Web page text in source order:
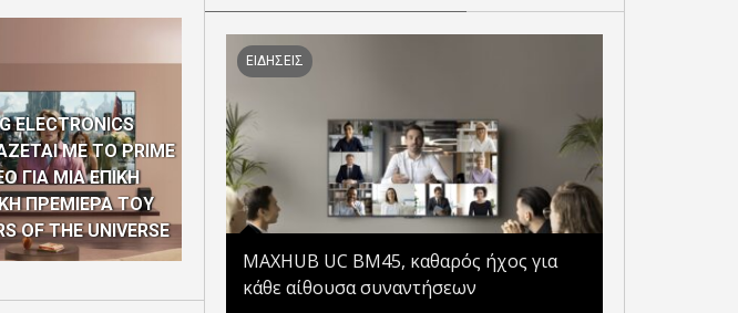
ELECTRONICS
ΜΕ ΤΟ PRIME
ΓΙΑ ΜΙΑ ΕΠΙΚΗ
ΠΡΕΜΙΕΡΑ ΤΟΥ
OF THE UNIVERSE
Η COSMOTE TELEKOM ΣΤΟΥΣ
“EUROPE’S CLIMATE LEADERS”
ΤΩΝ FINANCIAL TIMES ΓΙΑ
4Η ΣΥΝΕΧΟΜΕΝΗ ΧΡΟΝΙΑ
ΛΕΙΤΟΥΡΓΙΑ ΜΙΑ
ΠΡΟΣΩΠΟΠΟΙΗΜΕΝΗ ΚΑΙ
ΕΝΙΑΙΑ ΕΜΠΕΙΡΙΑ
ΕΞΥΠΗΡΕΤΗΣΗΣ ΠΟΛΙΤΩΝ
ΚΑΙ ΕΠΙΧΕΙΡΗΣΕΩΝ
ΕΙΔΗΣΕΙΣ
MAXHUB UC BM45, καθαρός ήχος για
κάθε αίθουσα συναντήσεων